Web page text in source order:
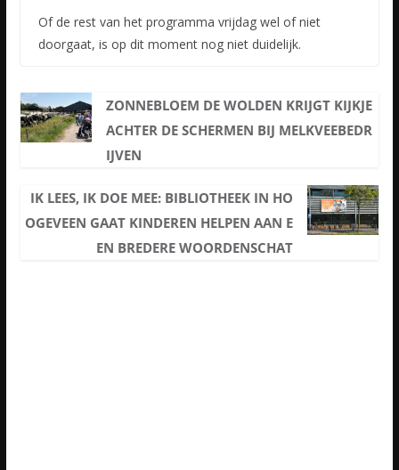
Of de rest van het programma vrijdag wel of niet
doorgaat, is op dit moment nog niet duidelijk.
ZONNEBLOEM DE WOLDEN KRIJGT KIJKJE
ACHTER DE SCHERMEN BIJ MELKVEEBEDR
IJVEN
IK LEES, IK DOE MEE: BIBLIOTHEEK IN HO
OGEVEEN GAAT KINDEREN HELPEN AAN E
EN BREDERE WOORDENSCHAT